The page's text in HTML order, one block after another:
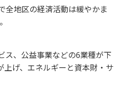
全地区の経済活動は緩やかま
ス、公益事業などの6業種が下
げ、エネルギーと資本財・サ